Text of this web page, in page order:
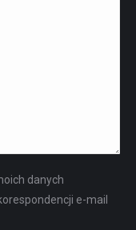
danych
e-mail